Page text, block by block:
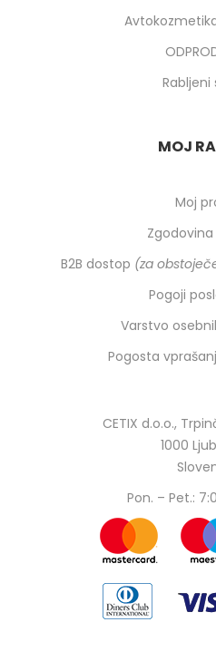
Rabljeni
MOJ
Moj
B2B dostop (za
Pogoji
Varstvo
Pogosta
CETIX d.o.o.,
1000
Pon. – Pet.: